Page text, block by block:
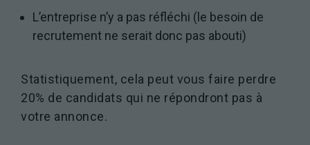
L’entreprise n’y a pas réfléchi (le besoin de
recrutement ne serait donc pas abouti)
Statistiquement, cela peut vous faire perdre
20% de candidats qui ne répondront pas à
votre annonce.